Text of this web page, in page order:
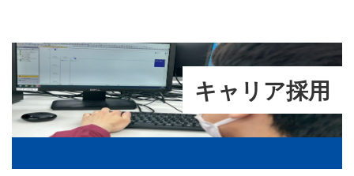
キャリア採用